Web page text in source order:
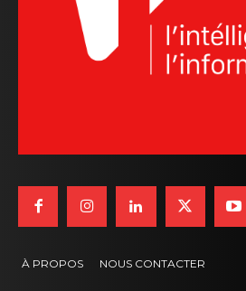
À PROPOS NOUS CONTACTER